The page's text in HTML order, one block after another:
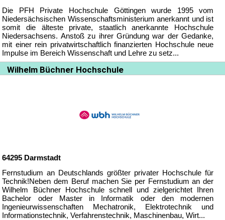
Die PFH Private Hochschule Göttingen wurde 1995 vom
Niedersächsischen Wissenschaftsministerium anerkannt und ist
somit die älteste private, staatlich anerkannte Hochschule
Niedersachsens. Anstoß zu ihrer Gründung war der Gedanke,
mit einer rein privatwirtschaftlich finanzierten Hochschule neue
Impulse im Bereich Wissenschaft und Lehre zu setz...
Wilhelm Büchner Hochschule
64295 Darmstadt
Fernstudium an Deutschlands größter privater Hochschule für
Technik!Neben dem Beruf machen Sie per Fernstudium an der
Wilhelm Büchner Hochschule schnell und zielgerichtet Ihren
Bachelor oder Master in Informatik oder den modernen
Ingenieurwissenschaften Mechatronik, Elektrotechnik und
Informationstechnik, Verfahrenstechnik, Maschinenbau, Wirt...